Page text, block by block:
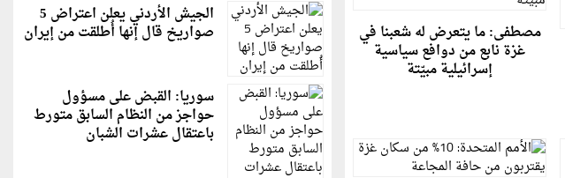
مصطفى: ما يتعرض له شعبنا في
غزة نابع من دوافع سياسية
إسرائيلية مبيّتة
الجيش الأردني يعلن اعتراض 5
صواريخ قال إنها أُطلقت من إيران
سوريا: القبض على مسؤول
حواجز من النظام السابق متورط
باعتقال عشرات الشبان